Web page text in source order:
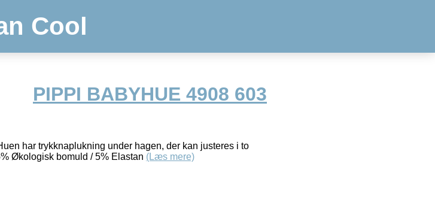
Cool
PIPPI BABYHUE 4908 603
har trykknaplukning under hagen, der kan justeres i to
Økologisk bomuld / 5% Elastan (Læs mere)